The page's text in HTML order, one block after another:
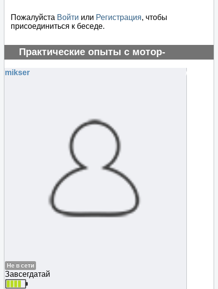
Пожалуйста Войти или Регистрация, чтобы
присоединиться к беседе.
Практические опыты с мотор-
генератором
#69783
mikser
Не в сети
Завсегдатай